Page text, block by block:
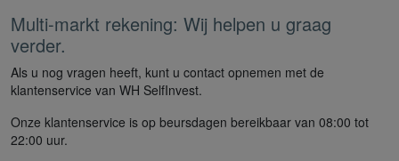
Multi-markt rekening: Wij helpen u graag
verder.
Als u nog vragen heeft, kunt u contact opnemen met de
klantenservice van WH SelfInvest.
Onze klantenservice is op beursdagen bereikbaar van 08:00 tot
22:00 uur.